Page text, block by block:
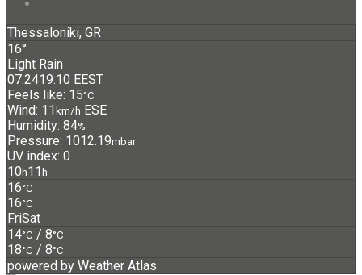
Thessaloniki, GR
16°
Light Rain
07:2419:10 EEST
Feels like: 15°C
Wind: 11 km/h ESE
Humidity: 84%
Pressure: 1012.19mbar
UV index: 0
10 h11 h
16°C
16°C
FriSat
14°C / 8°C
18°C / 8°C
powered by Weather Atlas